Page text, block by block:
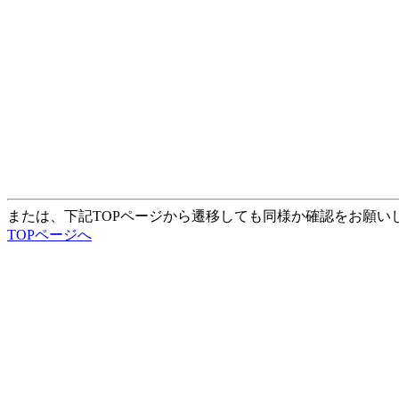
または、下記TOPページから遷移しても同様か確認をお願い
TOPページへ